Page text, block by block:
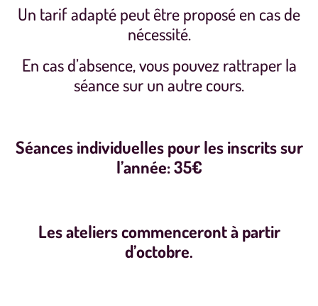
Un tarif adapté peut être proposé en cas de
nécessité.
En cas d’absence, vous pouvez rattraper la
séance sur un autre cours.
Séances individuelles pour les inscrits sur
l’année: 35€
Les ateliers commenceront à partir
d’octobre.